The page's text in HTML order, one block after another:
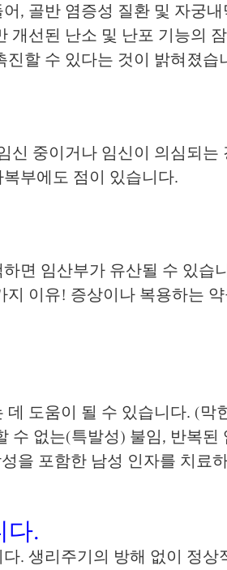
, 골반 염증성 질환 및 자궁
선된 난소 및 난포 기능의
할 수 있다는 것이 밝혀졌습
중이거나 임신이 의심되는
부에도 점이 있습니다.
면 임산부가 유산될 수 있습
이유! 증상이나 복용하는
도움이 될 수 있습니다. (막
수 없는(특발성) 불임, 반복
을 포함한 남성 인자를 치료
다.
. 생리주기의 방해 없이 정상